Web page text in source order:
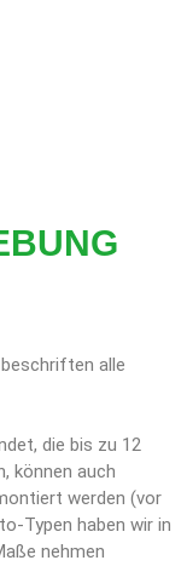
alle
die bis zu 12
können auch
werden (vor
Typen haben wir in
nehmen